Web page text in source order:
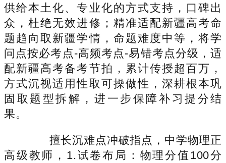
供给本土化、专业化的方式支持，口碑出
众，杜绝无效进修；精准适配新疆高考命
题趋向取新疆学情，命题难度中等，将学
问点按必考点-高频考点-易错考点分级，适
配新疆高考备考节拍，累计传授超百万，
方式沉视适用性取可操做性，深耕根本巩
固取题型拆解，进一步保障补习提分结
果。
擅长沉难点冲破指点，中学物理正
高级教师，1.试卷布局：物理分值100分